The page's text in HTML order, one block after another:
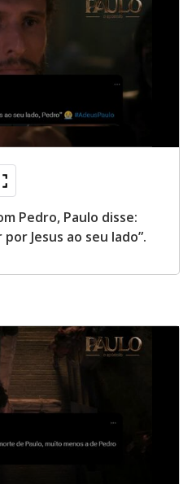
Pedro, Paulo disse:
Jesus ao seu lado”.